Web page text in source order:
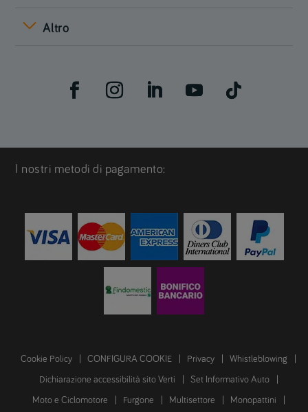
Altro
I nostri metodi di pagamento:
Cookie Policy CONFIGURA COOKIE Privacy Whistleblowing
Dichiarazione accessibilità sito Verti Set Informativo Auto
Moto e Ciclomotore Furgone Multisettore Monopattini